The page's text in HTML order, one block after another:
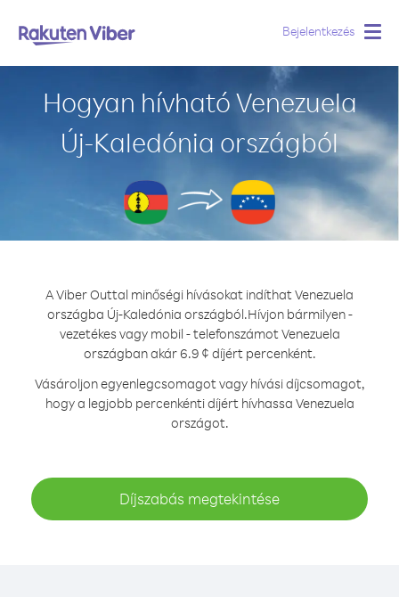
Bejelentkezés
Hogyan hívható Venezuela
Új-Kaledónia országból
A Viber Outtal minőségi hívásokat indíthat Venezuela
országba Új-Kaledónia országból.Hívjon bármilyen -
vezetékes vagy mobil - telefonszámot Venezuela
országban akár 6.9 ¢ díjért percenként.
Vásároljon egyenlegcsomagot vagy hívási díjcsomagot,
hogy a legjobb percenkénti díjért hívhassa Venezuela
országot.
Díjszabás megtekintése